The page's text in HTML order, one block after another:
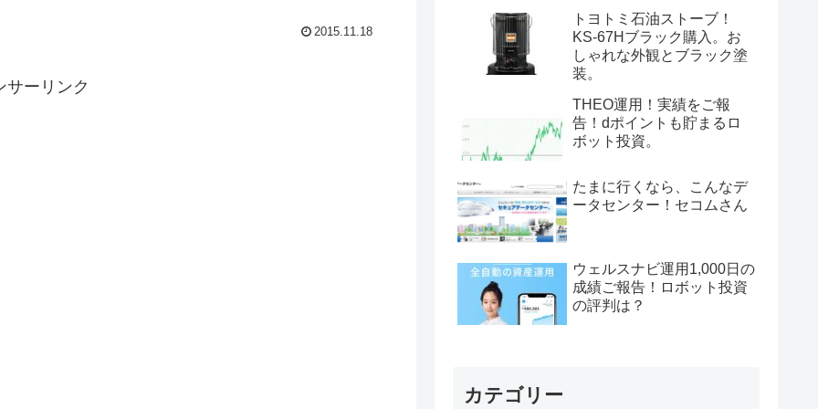
2015.11.18
サーリンク
トヨトミ石油ストーブ！
KS-67Hブラック購入。お
しゃれな外観とブラック塗
装。
THEO運用！実績をご報
告！dポイントも貯まるロ
ボット投資。
たまに行くなら、こんなデ
ータセンター！セコムさん
ウェルスナビ運用1,000日の
成績ご報告！ロボット投資
の評判は？
カテゴリー